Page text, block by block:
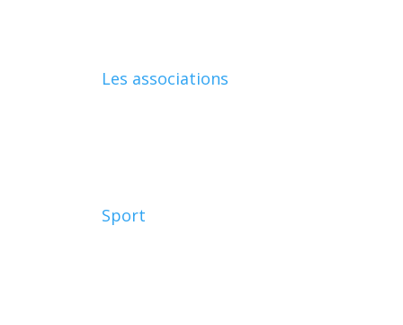
Les associations
Sport